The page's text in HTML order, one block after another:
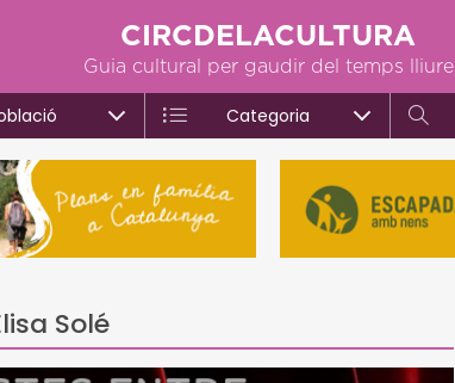
CIRCDELACULTURA
Guia cultural per gaudir del temps lliure
Categoria
Solé